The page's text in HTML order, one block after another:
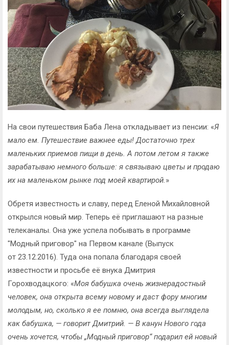
На свои путешествия Баба Лена откладывает из пенсии: «Я
мало ем. Путешествие важнее еды! Достаточно трех
маленьких приемов пищи в день. А потом летом я также
зарабатываю немного больше: я связываю цветы и продаю
их на маленьком рынке под моей квартирой.»
Обретя известность и славу, перед Еленой Михайловной
открылся новый мир. Теперь её приглашают на разные
телеканалы. Она уже успела побывать в программе
"Модный приговор" на Первом канале (Выпуск
от 23.12.2016). Туда она попала благодаря своей
известности и просьбе её внука Дмитрия
Горохводацкого: «Моя бабушка очень жизнерадостный
человек, она открыта всему новому и даст фору многим
молодым, но, сколько я ее помню, она всегда выглядела
как бабушка, — говорит Дмитрий. — В канун Нового года
очень хочется, чтобы „Модный приговор“ подарил ей новый